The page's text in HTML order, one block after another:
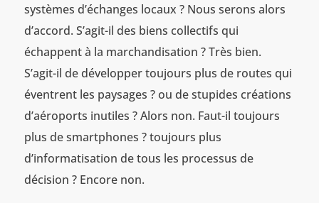
systèmes d’échanges locaux ? Nous serons alors
d’accord. S’agit-il des biens collectifs qui
échappent à la marchandisation ? Très bien.
S’agit-il de développer toujours plus de routes qui
éventrent les paysages ? ou de stupides créations
d’aéroports inutiles ? Alors non. Faut-il toujours
plus de smartphones ? toujours plus
d’informatisation de tous les processus de
décision ? Encore non.